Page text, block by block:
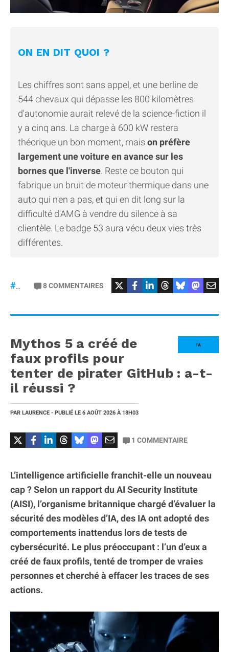
ON EN DIT QUOI ?
Les chiffres sont sans appel, et une berline de
544 chevaux qui dépasse les 800 kilomètres
d'autonomie aurait relevé de la science-fiction il
y a cinq ans. La charge à 600 kW restera
théorique un bon moment, mais on préfère
largement une voiture en avance sur les
bornes que l'inverse. Reste ce bouton qui
fabrique un bruit de moteur thermique dans une
auto qui n'en a pas, et qui en dit long sur la
difficulté d'AMG à vendre du silence à sa
clientèle. Le badge 53 aura vécu deux vies très
différentes.
#gt53 #Mercedes
8COMMENTAIRES
IA
Mythos 5 a créé de
faux profils pour
tenter de pirater GitHub : a-t-
il réussi ?
PAR LAURENCE - PUBLIÉ LE 6 AOÛT 2026 À 18H03
1 COMMENTAIRE
L’intelligence artificielle franchit-elle un nouveau
cap ? Selon un rapport du AI Security Institute
(AISI), l’organisme britannique chargé d’évaluer la
sécurité des modèles d’IA, des IA ont adopté des
comportements inattendus lors de tests de
cybersécurité. Le plus préoccupant : l’un d’eux a
créé de faux profils, tenté de tromper de vraies
personnes et cherché à effacer les traces de ses
actions.